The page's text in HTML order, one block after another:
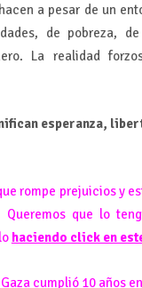
a pesar de un
de pobreza,
La realidad
esperanza,
rompe prejuicios y
Queremos que lo
haciendo click en
Gaza cumplió 10 años